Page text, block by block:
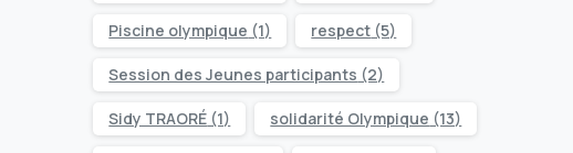
Piscine olympique (1) respect (5)
Session des Jeunes participants (2)
Sidy TRAORÉ (1) solidarité Olympique (13)